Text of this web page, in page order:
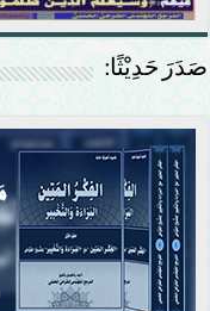
صَدَرَ حَدِيْثًا: